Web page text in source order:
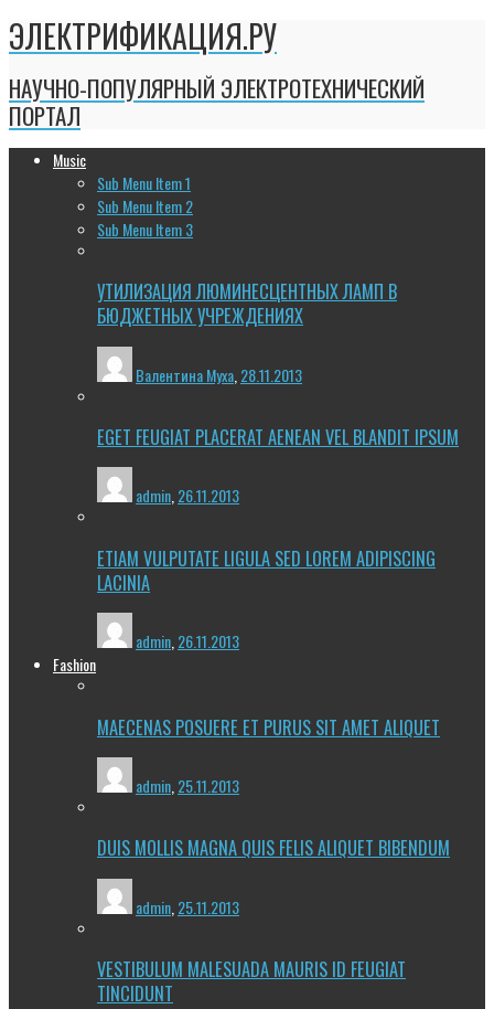
ЭЛЕКТРИФИКАЦИЯ.РУ
НАУЧНО-ПОПУЛЯРНЫЙ ЭЛЕКТРОТЕХНИЧЕСКИЙ
ПОРТАЛ
Music
Sub Menu Item 1
Sub Menu Item 2
Sub Menu Item 3
УТИЛИЗАЦИЯ ЛЮМИНЕСЦЕНТНЫХ ЛАМП В
БЮДЖЕТНЫХ УЧРЕЖДЕНИЯХ
Валентина Муха 28.11.2013
EGET FEUGIAT PLACERAT AENEAN VEL BLANDIT IPSUM
admin,26.11.2013
ETIAM VULPUTATE LIGULA SED LOREM ADIPISCING
LACINIA
admin 26.11.2013
Fashion
MAECENAS POSUERE ET PURUS SIT AMET ALIQUET
admin 25.11.2013
DUIS MOLLIS MAGNA QUIS FELIS ALIQUET BIBENDUM
admin 25.11.2013
VESTIBULUM MALESUADA MAURIS ID FEUGIAT
TINCIDUNT